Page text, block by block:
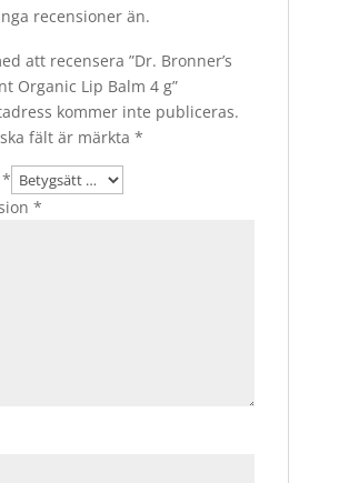
recensioner än.
att recensera ”Dr. Bronner’s
Organic Lip Balm 4 g”
kommer inte publiceras.
fält är märkta *
*
*